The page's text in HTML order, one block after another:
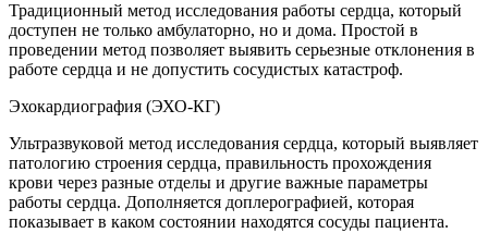
Традиционный метод исследования работы сердца, который
доступен не только амбулаторно, но и дома. Простой в
проведении метод позволяет выявить серьезные отклонения в
работе сердца и не допустить сосудистых катастроф.
Эхокардиография (ЭХО-КГ)
Ультразвуковой метод исследования сердца, который выявляет
патологию строения сердца, правильность прохождения
крови через разные отделы и другие важные параметры
работы сердца. Дополняется доплерографией, которая
показывает в каком состоянии находятся сосуды пациента.